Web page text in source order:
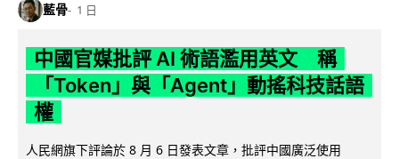
藍骨 1 日
中國官媒批評 AI 術語濫用英文 稱
「Token」與「Agent」動搖科技話語
權
人民網旗下評論於 8 月 6 日發表文章，批評中國廣泛使用